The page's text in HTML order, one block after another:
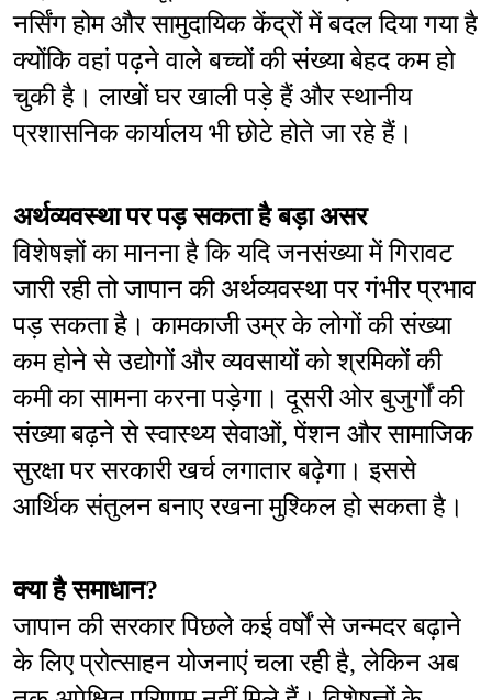
नर्सिंग होम और सामुदायिक केंद्रों में बदल दिया गया है
क्योंकि वहां पढ़ने वाले बच्चों की संख्या बेहद कम हो
चुकी है। लाखों घर खाली पड़े हैं और स्थानीय
प्रशासनिक कार्यालय भी छोटे होते जा रहे हैं।
अर्थव्यवस्था पर पड़ सकता है बड़ा असर
विशेषज्ञों का मानना है कि यदि जनसंख्या में गिरावट
जारी रही तो जापान की अर्थव्यवस्था पर गंभीर प्रभाव
पड़ सकता है। कामकाजी उम्र के लोगों की संख्या
कम होने से उद्योगों और व्यवसायों को श्रमिकों की
कमी का सामना करना पड़ेगा। दूसरी ओर बुजुर्गों की
संख्या बढ़ने से स्वास्थ्य सेवाओं, पेंशन और सामाजिक
सुरक्षा पर सरकारी खर्च लगातार बढ़ेगा। इससे
आर्थिक संतुलन बनाए रखना मुश्किल हो सकता है।
क्या है समाधान?
जापान की सरकार पिछले कई वर्षों से जन्मदर बढ़ाने
के लिए प्रोत्साहन योजनाएं चला रही है, लेकिन अब